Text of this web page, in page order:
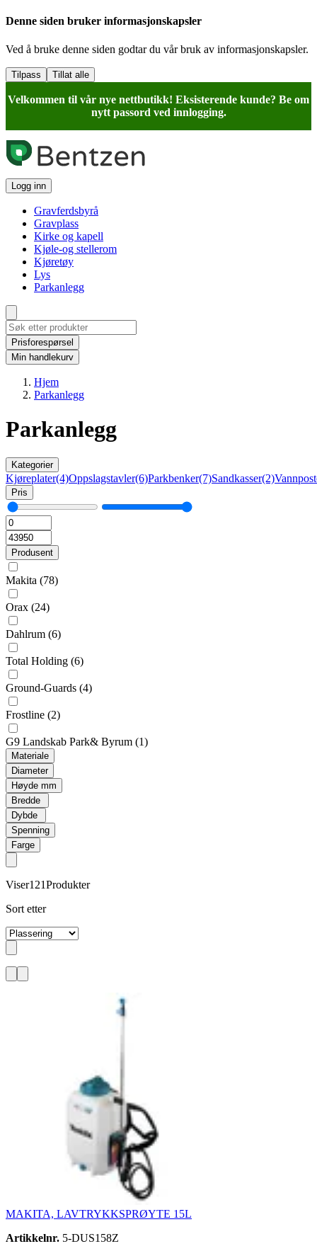
Denne siden bruker informasjonskapsler
Ved å bruke denne siden godtar du vår bruk av informasjonskapsler.
Tilpass Tillat alle
Velkommen til vår nye nettbutikk! Eksisterende kunde? Be om
nytt passord ved innlogging.
Logg inn
Gravferdsbyrå
Gravplass
Kirke og kapell
Kjøle-og stellerom
Kjøretøy
Lys
Parkanlegg
Prisforespørsel
Min handlekurv
Hjem
Parkanlegg
Parkanlegg
Kategorier
Kjøreplater(4)Oppslagstavler(6)Parkbenker(7)Sandkasser(2)
Pris
Produsent
Makita (78)
Orax (24)
Dahlrum (6)
Total Holding (6)
Ground-Guards (4)
Frostline (2)
G9 Landskab Park& Byrum (1)
Materiale
Diameter
Høyde mm
Bredde
Dybde
Spenning
Farge
Viser121Produkter
Sort etter
MAKITA, LAVTRYKKSPRØYTE 15L
Artikkelnr. 5-DUS158Z